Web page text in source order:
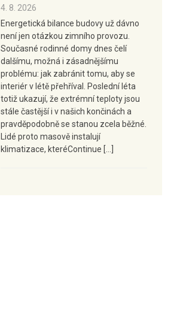
4. 8. 2026
Energetická bilance budovy už dávno
není jen otázkou zimního provozu.
Současné rodinné domy dnes čelí
dalšímu, možná i zásadnějšímu
problému: jak zabránit tomu, aby se
interiér v létě přehříval. Poslední léta
totiž ukazují, že extrémní teploty jsou
stále častější i v našich končinách a
pravděpodobně se stanou zcela běžné.
Lidé proto masově instalují
klimatizace, kteréContinue […]